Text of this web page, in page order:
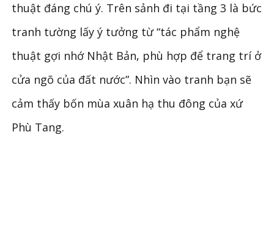
thuật đáng chú ý. Trên sảnh đi tại tầng 3 là bức
tranh tường lấy ý tưởng từ “tác phẩm nghệ
thuật gợi nhớ Nhật Bản, phù hợp để trang trí ở
cửa ngõ của đất nước”. Nhìn vào tranh bạn sẽ
cảm thấy bốn mùa xuân hạ thu đông của xứ
Phù Tang.